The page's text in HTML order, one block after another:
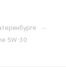
—
5W-30